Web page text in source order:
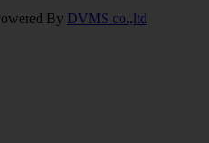
By DVMS co.,ltd